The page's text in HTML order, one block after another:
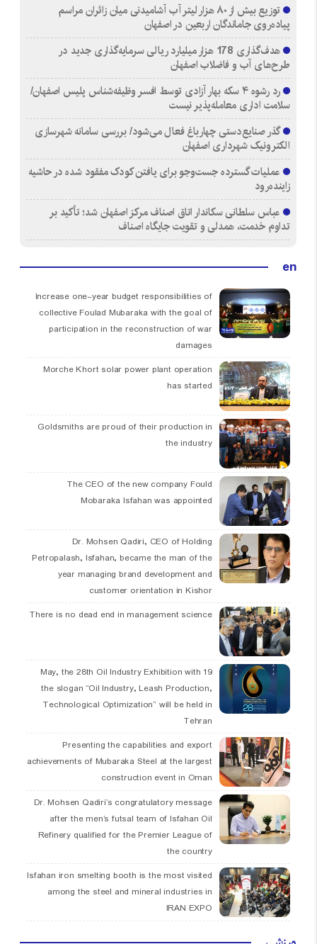
توزیع بیش از ۸۰ هزار لیتر آب آشامیدنی میان زائران مراسم
پیاده‌روی جاماندگان اربعین در اصفهان
هدف‌گذاری 178 هزار میلیارد ریالی سرمایه‌گذاری جدید در
طرح‌های آب و فاضلاب اصفهان
رد رشوه ۴ سکه بهار آزادی توسط افسر وظیفه‌شناس پلیس اصفهان/
سلامت اداری معامله‌پذیر نیست
گذر صنایع‌دستی چهارباغ فعال می‌شود/ بررسی سامانه شهرسازی
الکترونیک شهرداری اصفهان
عملیات گسترده جست‌وجو برای یافتن کودک مفقود شده در حاشیه
زاینده‌رود
عباس سلطانی سکاندار اتاق اصناف مرکز اصفهان شد؛ تأکید بر
تداوم خدمت، همدلی و تقویت جایگاه اصناف
en
Increase one-year budget responsibilities of
collective Foulad Mubaraka with the goal of
participation in the reconstruction of war
damages
Morche Khort solar power plant operation
has started
Goldsmiths are proud of their production in
the industry
The CEO of the new company Fould
Mobaraka Isfahan was appointed
Dr. Mohsen Qadiri, CEO of Holding
Petropalash, Isfahan, became the man of the
year managing brand development and
customer orientation in Kishor
There is no dead end in management science
19 May, the 28th Oil Industry Exhibition with
the slogan “Oil Industry, Leash Production,
Technological Optimization” will be held in
Tehran
Presenting the capabilities and export
achievements of Mubaraka Steel at the largest
construction event in Oman
Dr. Mohsen Qadiri’s congratulatory message
after the men’s futsal team of Isfahan Oil
Refinery qualified for the Premier League of
the country
Isfahan iron smelting booth is the most visited
among the steel and mineral industries in
IRAN EXPO